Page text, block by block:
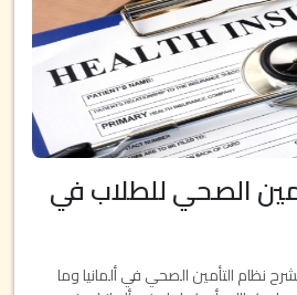
الصحي للطلاب في
نظام التأمين الصحي في ألمانيا وما